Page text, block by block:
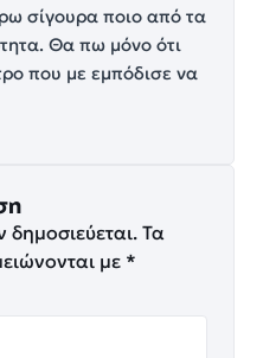
σίγουρα ποιο από τα
Θα πω μόνο ότι
που με εμπόδισε να
δημοσιεύεται. Τα
με *